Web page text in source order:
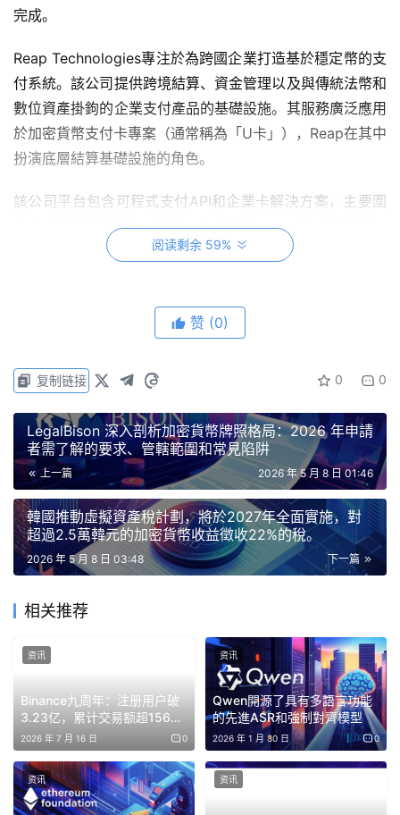
完成。
Reap Technologies專注於為跨國企業打造基於穩定幣的支
付系統。該公司提供跨境結算、資金管理以及與傳統法幣和
數位資產掛鉤的企業支付產品的基礎設施。其服務廣泛應用
於加密貨幣支付卡專案（通常稱為「U卡」），Reap在其中
扮演底層結算基礎設施的角色。
該公司平台包含可程式支付API和企業卡解決方案，主要圍
繞受監管的穩定幣網路構建，包括基於USDC的支付軌道。
Reap目前在多個地區開展業務，包括香港、新加坡、墨西
此次收購預計將使 Kraken 立即獲得受監管的支付基礎設
Reap 即將加入@Payward ,@krakenfx的母公
司。
我們於 2018 年創立 Reap，堅信穩定幣將成為全
球支付的核心基礎設施。如今，借助 Payward 生
金融體系。
pic.twitter.com/7uNHaE5eTr
— Reap (@reapglobal)2026 年 5 月 7 日
Kraken 擴大穩定幣支付策略，以加強其全球金
融基礎設施建設雄心
阅读剩余 59%
赞 (0)
0 0
复制链接
LegalBison 深入剖析加密貨幣牌照格局：2026 年申請
者需了解的要求、管轄範圍和常見陷阱
上一篇 2026 年 5 月 8 日 01:46
韓國推動虛擬資產稅計劃，將於2027年全面實施，對
超過2.5萬韓元的加密貨幣收益徵收22%的稅。
下一篇
2026 年 5 月 8 日 03:48
相关推荐
Binance九周年：注册用户破
3.23亿，累计交易额超156万
亿美元，目标30亿用户
2026 年 7 月 16 日 0
资讯
Qwen開源了具有多語言功能
的先進ASR和強制對齊模型
2026 年 1 月 30 日 0
资讯
资讯 资讯